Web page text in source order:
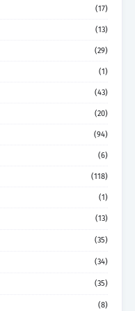
(17)
(13)
(29)
(1)
(43)
(20)
(94)
(6)
(118)
(1)
(13)
(35)
(34)
(35)
(8)